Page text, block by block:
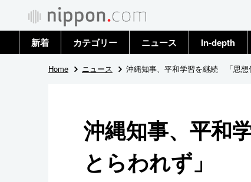
新着 カテゴリー
政治・外交
国際
社会
ニュース
トップ
In-depth
Home ニュース 沖縄知事、平和学習を継続 「思想
沖縄知事、平和
とらわれず」